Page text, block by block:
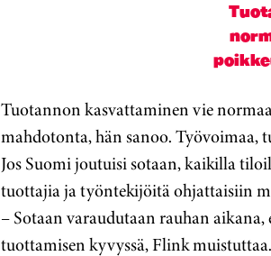
Tuotannon kasvattaminen vie
mahdotonta, hän sanoo. Työvoimaa,
Jos Suomi joutuisi sotaan, kaikilla
tuottajia ja työntekijöitä ohjattaisiin
– Sotaan varaudutaan rauhan
tuottamisen kyvyssä, Flink muistuttaa.